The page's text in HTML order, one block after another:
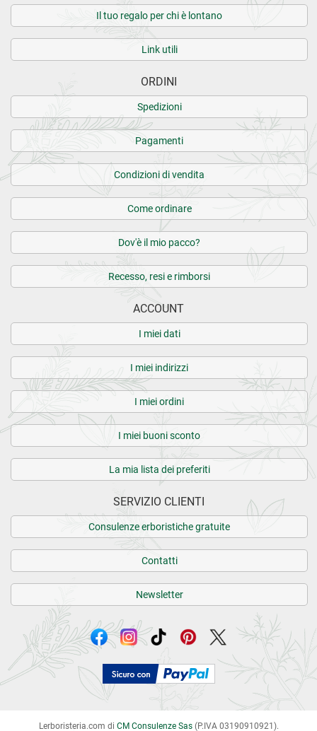
Il tuo regalo per chi è lontano
Link utili
ORDINI
Spedizioni
Pagamenti
Condizioni di vendita
Come ordinare
Dov'è il mio pacco?
Recesso, resi e rimborsi
ACCOUNT
I miei dati
I miei indirizzi
I miei ordini
I miei buoni sconto
La mia lista dei preferiti
SERVIZIO CLIENTI
Consulenze erboristiche gratuite
Contatti
Newsletter
Lerboristeria.com di CM Consulenze Sas(P.IVA 03190910921).